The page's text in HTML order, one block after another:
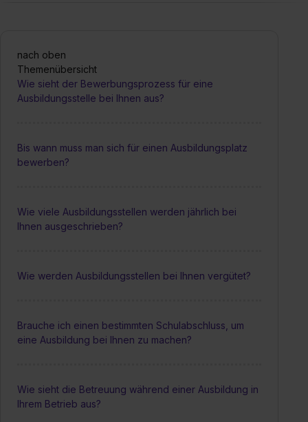
nach oben
Themenübersicht
Wie sieht der Bewerbungsprozess für eine
Ausbildungsstelle bei Ihnen aus?
Bis wann muss man sich für einen Ausbildungsplatz
bewerben?
Wie viele Ausbildungsstellen werden jährlich bei
Ihnen ausgeschrieben?
Wie werden Ausbildungsstellen bei Ihnen vergütet?
Brauche ich einen bestimmten Schulabschluss, um
eine Ausbildung bei Ihnen zu machen?
Wie sieht die Betreuung während einer Ausbildung in
Ihrem Betrieb aus?